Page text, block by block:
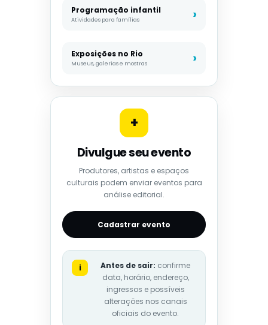
Programação infantil
Atividades para famílias
Exposições no Rio
Museus, galerias e mostras
+
Divulgue seu evento
Produtores, artistas e espaços
culturais podem enviar eventos para
análise editorial.
Cadastrar evento
i Antes de sair: confirme
data, horário, endereço,
ingressos e possíveis
alterações nos canais
oficiais do evento.